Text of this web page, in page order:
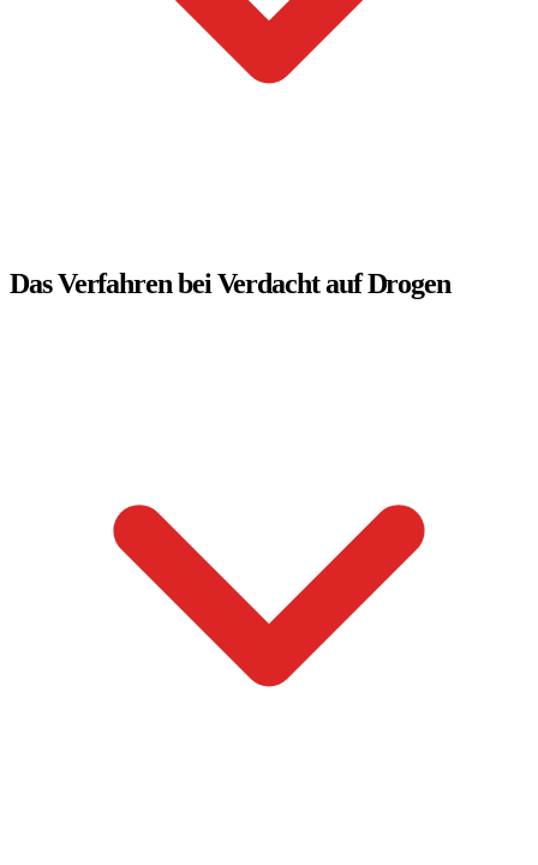
Das Verfahren bei Verdacht auf Drogen